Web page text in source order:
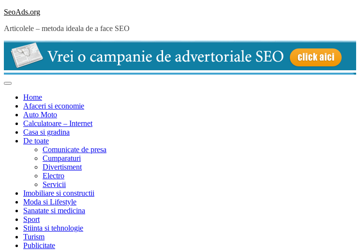
Skip
content
SeoAds.org
Articolele – metoda ideala de a face SEO
Home
Afaceri si economie
Auto Moto
Calculatoare – Internet
Casa si gradina
De toate
Comunicate de presa
Cumparaturi
Divertisment
Electro
Servicii
Imobiliare si constructii
Moda si Lifestyle
Sanatate si medicina
Sport
Stiinta si tehnologie
Turism
Publicitate